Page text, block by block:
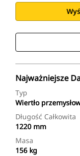
Najważniejsze
Typ
Wiertło
Długość Całkowita
1220 mm
Masa
156 kg